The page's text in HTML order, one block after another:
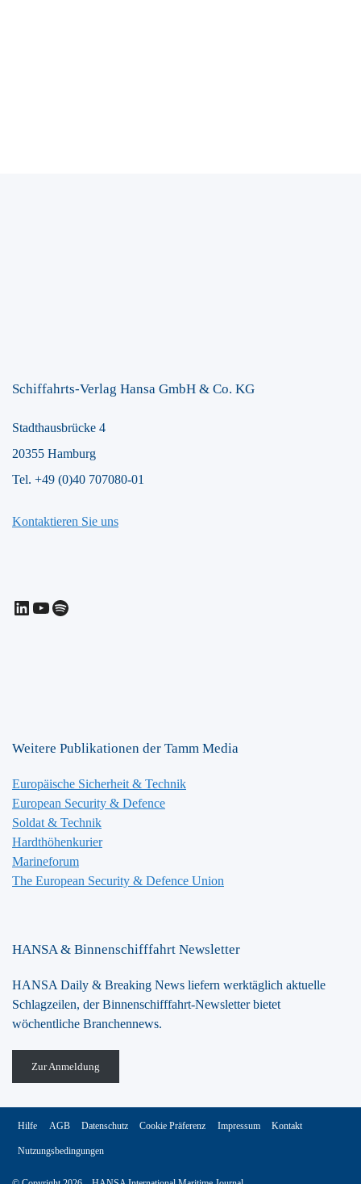
Schiffahrts-Verlag Hansa GmbH & Co. KG
Stadthausbrücke 4
20355 Hamburg
Tel. +49 (0)40 707080-01
Kontaktieren Sie uns
LinkedIn
YouTube
Spotify
Weitere Publikationen der Tamm Media
Europäische Sicherheit & Technik
European Security & Defence
Soldat & Technik
Hardthöhenkurier
Marineforum
The European Security & Defence Union
HANSA & Binnenschifffahrt Newsletter
HANSA Daily & Breaking News liefern werktäglich aktuelle
Schlagzeilen, der Binnenschifffahrt-Newsletter bietet
wöchentliche Branchennews.
Zur Anmeldung
Hilfe AGB Datenschutz Cookie Präferenz Impressum Kontakt
Nutzungsbedingungen